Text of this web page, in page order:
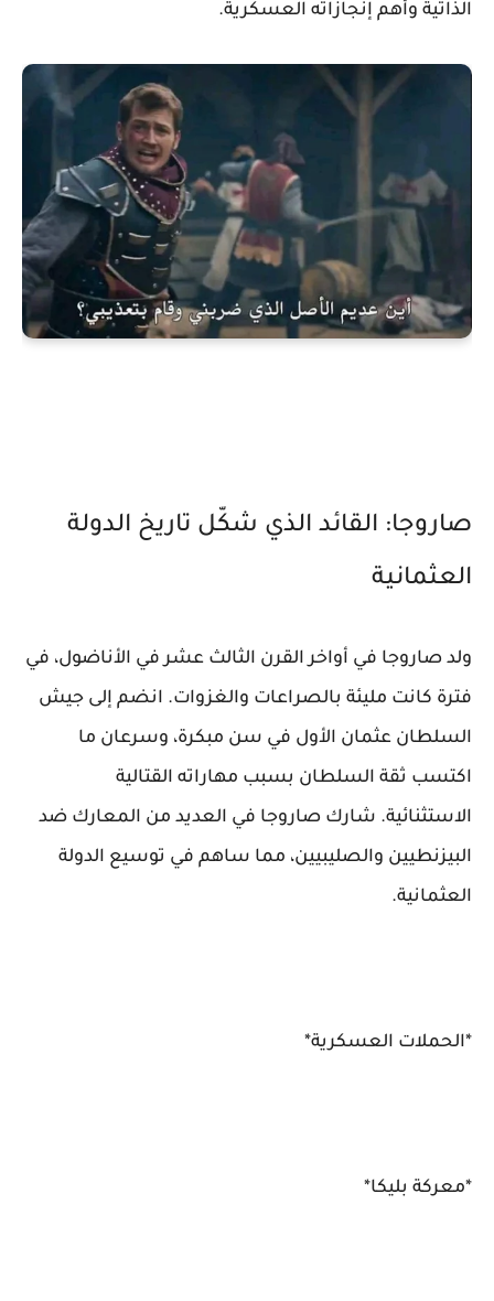
الذاتية وأهم إنجازاته العسكرية.
صاروجا: القائد الذي شكّل تاريخ الدولة
العثمانية
ولد صاروجا في أواخر القرن الثالث عشر في الأناضول، في
فترة كانت مليئة بالصراعات والغزوات. انضم إلى جيش
السلطان عثمان الأول في سن مبكرة، وسرعان ما
اكتسب ثقة السلطان بسبب مهاراته القتالية
الاستثنائية. شارك صاروجا في العديد من المعارك ضد
البيزنطيين والصليبيين، مما ساهم في توسيع الدولة
العثمانية.
*الحملات العسكرية*
*معركة بليكا*